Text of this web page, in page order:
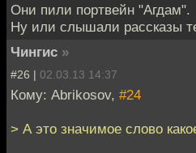
Они пили портвейн "Агдам".
Ну или слышали рассказы
Чингис »
#26 | 02.03.13 14:37
Кому: Abrikosov, #24
> А это значимое слово